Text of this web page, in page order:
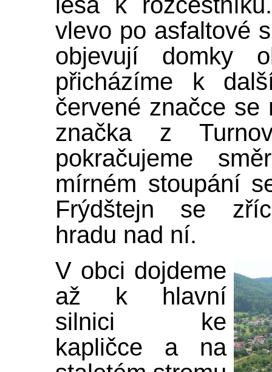
vlevo po asfaltové
objevují domky
přicházíme k
červené značce se
značka z
pokračujeme
mírném stoupání
Frýdštejn se
hradu nad ní.
V obci dojdeme
až k hlavní
silnici ke
kapličce a na